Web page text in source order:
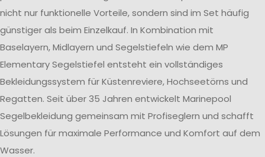
nicht nur funktionelle Vorteile, sondern sind im Set häufig
günstiger als beim Einzelkauf. In Kombination mit
Baselayern, Midlayern und Segelstiefeln wie dem MP
Elementary Segelstiefel entsteht ein vollständiges
Bekleidungssystem für Küstenreviere, Hochseetörns und
Regatten. Seit über 35 Jahren entwickelt Marinepool
Segelbekleidung gemeinsam mit Profiseglern und schafft
Lösungen für maximale Performance und Komfort auf dem
Wasser.